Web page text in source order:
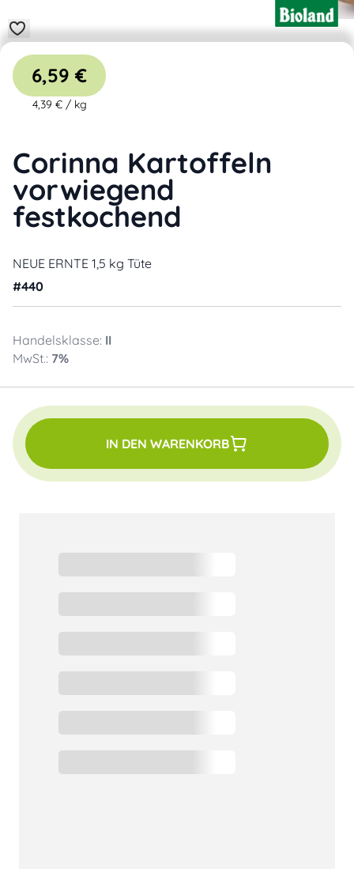
Corinna Kartoffeln
vorwiegend
festkochend
NEUE ERNTE 1,5 kg Tüte
#440
Handelsklasse: II
MwSt.: 7%
6,59 €
4,39 €/ kg
IN DEN WARENKORB